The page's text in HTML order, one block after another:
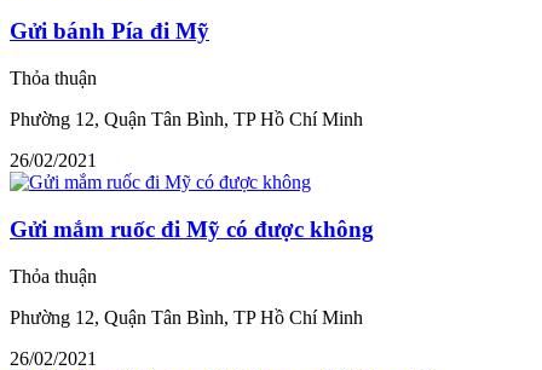
Gửi bánh Pía đi Mỹ
Thỏa thuận
Phường 12, Quận Tân Bình, TP Hồ Chí Minh
26/02/2021
Gửi mắm ruốc đi Mỹ có được không
Thỏa thuận
Phường 12, Quận Tân Bình, TP Hồ Chí Minh
26/02/2021